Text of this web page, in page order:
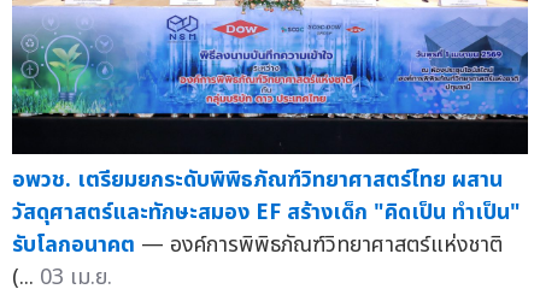
อพวช. เตรียมยกระดับพิพิธภัณฑ์วิทยาศาสตร์ไทย ผสาน
วัสดุศาสตร์และทักษะสมอง EF สร้างเด็ก "คิดเป็น ทำเป็น"
รับโลกอนาคต — องค์การพิพิธภัณฑ์วิทยาศาสตร์แห่งชาติ
(... 03 เม.ย.